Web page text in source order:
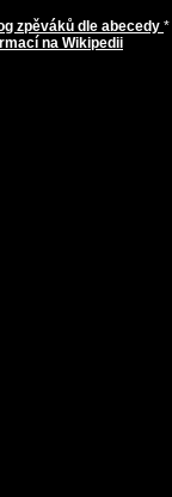
zpěváků dle abecedy *
na Wikipedii